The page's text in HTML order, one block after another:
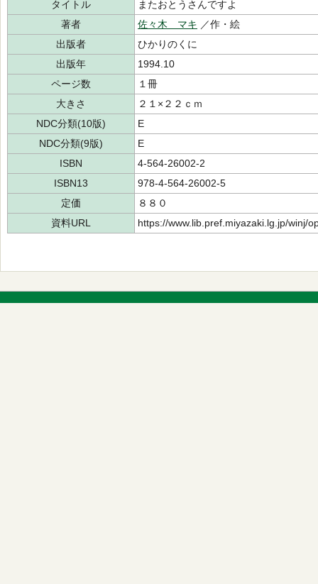
タイトル
またおとうさんですよ
著者
佐々木 マキ ／作・絵
出版者
ひかりのくに
出版年
1994.10
ページ数
１冊
大きさ
２１×２２ｃｍ
NDC分類(10版)
E
NDC分類(9版)
E
ISBN
4-564-26002-2
ISBN13
978-4-564-26002-5
定価
８８０
資料URL
https://www.lib.pref.miyazaki.lg.jp/winj/